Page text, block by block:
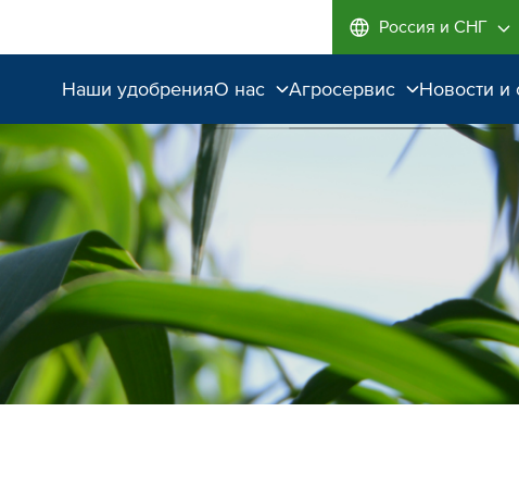
Россия и СНГ
Наши удобренияО нас
Поддержка и
Экологичность
Агросервис
Агроэкспертиза
Новости и